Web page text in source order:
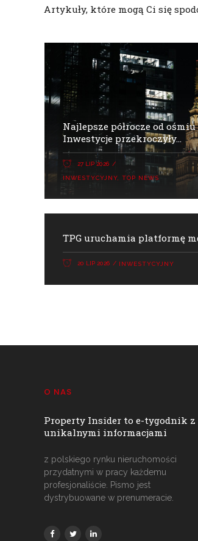
Artykuły, które mogą Ci się
Najlepsze półrocze od
Inwestycje przekroczyły...
27 LIP 2026
INWESTYCYJNY TOP NEWS
TPG uruchamia platformę
20 LIP 2026 INWESTYCYJNY
O NAS
Property Insider to e-tygodnik z
unikalnymi informacjami
z polskiego rynku nieruchomości
przydatnymi w pracy każdemu
profesjonaliście. Pismo jest
dystrybuowane w prenumeracie.